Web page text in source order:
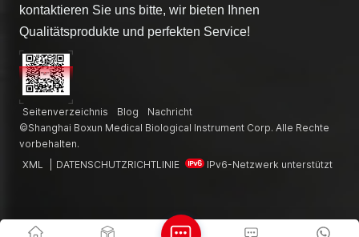
kontaktieren Sie uns bitte, wir bieten Ihnen
Qualitätsprodukte und perfekten Service!
Seitenverzeichnis Blog
Nachricht
©Shanghai Boxun Medical Biological Instrument Corp. Alle Rechte
vorbehalten.
XML
DATENSCHUTZRICHTLINIE IPv6-Netzwerk unterstützt